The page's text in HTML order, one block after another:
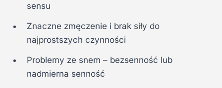
sensu
Znaczne zmęczenie i brak siły do
najprostszych czynności
Problemy ze snem – bezsenność lub
nadmierna senność